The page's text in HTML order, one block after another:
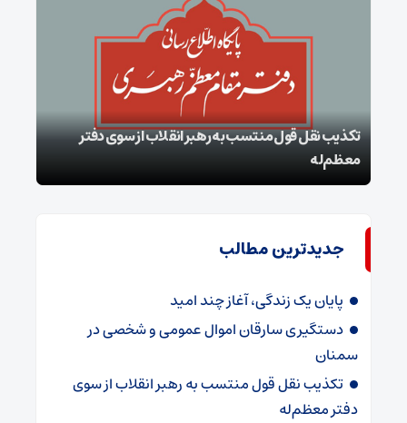
تکذیب نقل قول منتسب به رهبر انقلاب از سوی دفتر
معظم‌له
جدیدترین مطالب
پایان یک زندگی، آغاز چند امید
دستگیری سارقان اموال عمومی و شخصی در
سمنان
تکذیب نقل قول منتسب به رهبر انقلاب از سوی
دفتر معظم‌له